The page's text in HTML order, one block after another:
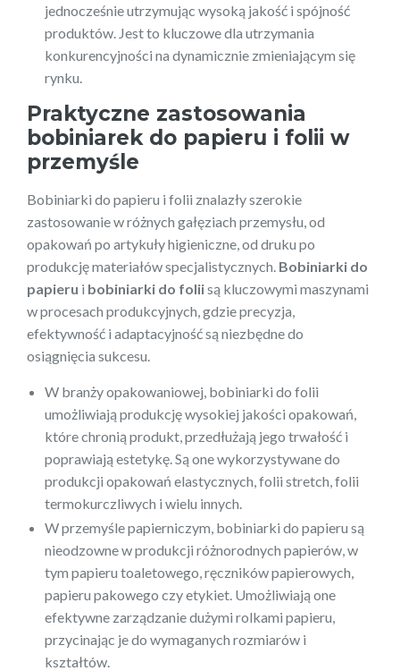
jednocześnie utrzymując wysoką jakość i spójność
produktów. Jest to kluczowe dla utrzymania
konkurencyjności na dynamicznie zmieniającym się
rynku.
Praktyczne zastosowania
bobiniarek do papieru i folii w
przemyśle
Bobiniarki do papieru i folii znalazły szerokie
zastosowanie w różnych gałęziach przemysłu, od
opakowań po artykuły higieniczne, od druku po
produkcję materiałów specjalistycznych. Bobiniarki do
papieru i bobiniarki do foliisą kluczowymi maszynami
w procesach produkcyjnych, gdzie precyzja,
efektywność i adaptacyjność są niezbędne do
osiągnięcia sukcesu.
W branży opakowaniowej, bobiniarki do folii
umożliwiają produkcję wysokiej jakości opakowań,
które chronią produkt, przedłużają jego trwałość i
poprawiają estetykę. Są one wykorzystywane do
produkcji opakowań elastycznych, folii stretch, folii
termokurczliwych i wielu innych.
W przemyśle papierniczym, bobiniarki do papieru są
nieodzowne w produkcji różnorodnych papierów, w
tym papieru toaletowego, ręczników papierowych,
papieru pakowego czy etykiet. Umożliwiają one
efektywne zarządzanie dużymi rolkami papieru,
przycinając je do wymaganych rozmiarów i
kształtów.